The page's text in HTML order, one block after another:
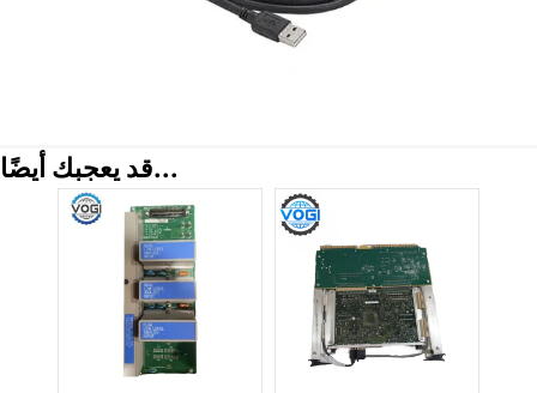
قد يعجبك أيضًا...